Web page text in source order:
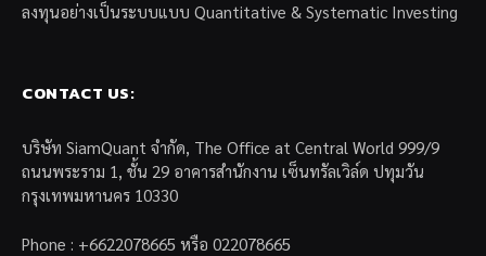
ลงทุนอย่างเป็นระบบแบบ Quantitative & Systematic Investing
CONTACT US:
บริษัท SiamQuant จำกัด, The Office at Central World 999/9
ถนนพระราม 1, ชั้น 29 อาคารสำนักงาน เซ็นทรัลเวิล์ด ปทุมวัน
กรุงเทพมหานคร 10330
Phone : +6622078665 หรือ 022078665